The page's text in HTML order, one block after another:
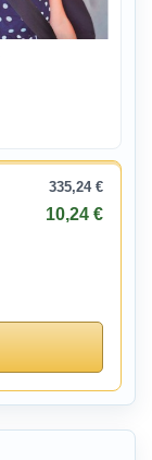
335,24 €
10,24 €